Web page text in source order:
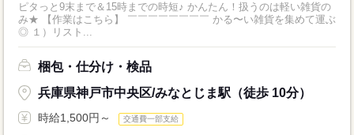
ピタっと9末まで＆15時までの時短♪ かんたん！扱うのは軽い雑貨の
み★ 【作業はこちら】 ￣￣￣￣￣￣￣￣ かる〜い雑貨を集めて運ぶ
◎ １）リスト...
梱包・仕分け・検品
兵庫県神戸市中央区/みなとじま駅（徒歩 10分）
時給1,500円～ 交通費一部支給